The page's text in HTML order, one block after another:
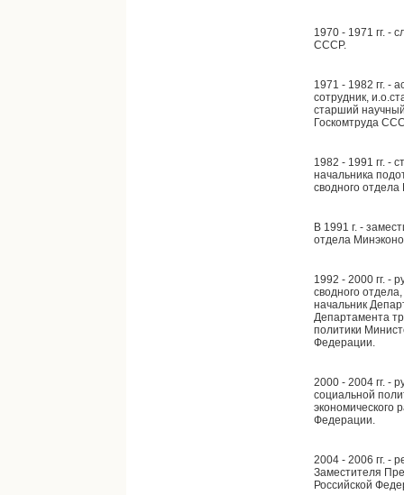
1970 - 1971 гг. -
СССР.
1971 - 1982 гг. -
сотрудник,
старший
Госкомтруда
1982 - 1991 гг. -
начальника
сводного
В 1991 г. -
отдела
1992 - 2000 гг. -
сводного
начальник
Департамента
политики
Федерации.
2000 - 2004 гг. -
социальной
экономического
Федерации.
2004 - 2006 гг. -
Заместителя
Российской